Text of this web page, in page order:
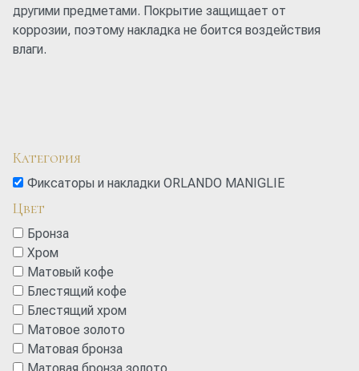
другими предметами. Покрытие защищает от
коррозии, поэтому накладка не боится воздействия
влаги.
Категория
Фиксаторы и накладки ORLANDO MANIGLIE
Цвет
Бронза
Хром
Матовый кофе
Блестящий кофе
Блестящий хром
Матовое золото
Матовая бронза